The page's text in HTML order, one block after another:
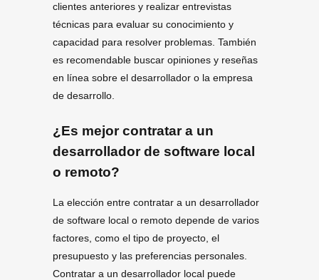
clientes anteriores y realizar entrevistas
técnicas para evaluar su conocimiento y
capacidad para resolver problemas. También
es recomendable buscar opiniones y reseñas
en línea sobre el desarrollador o la empresa
de desarrollo.
¿Es mejor contratar a un
desarrollador de software local
o remoto?
La elección entre contratar a un desarrollador
de software local o remoto depende de varios
factores, como el tipo de proyecto, el
presupuesto y las preferencias personales.
Contratar a un desarrollador local puede